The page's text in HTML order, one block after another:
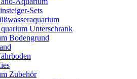
Sets
Unterschrank
Bodengrund
Zubehör